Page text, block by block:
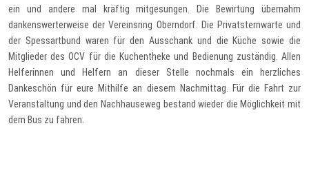
ein und andere mal kräftig mitgesungen. Die Bewirtung übernahm
dankenswerterweise der Vereinsring Oberndorf. Die Privatsternwarte und
der Spessartbund waren für den Ausschank und die Küche sowie die
Mitglieder des OCV für die Kuchentheke und Bedienung zuständig. Allen
Helferinnen und Helfern an dieser Stelle nochmals ein herzliches
Dankeschön für eure Mithilfe an diesem Nachmittag. Für die Fahrt zur
Veranstaltung und den Nachhauseweg bestand wieder die Möglichkeit mit
dem Bus zu fahren.